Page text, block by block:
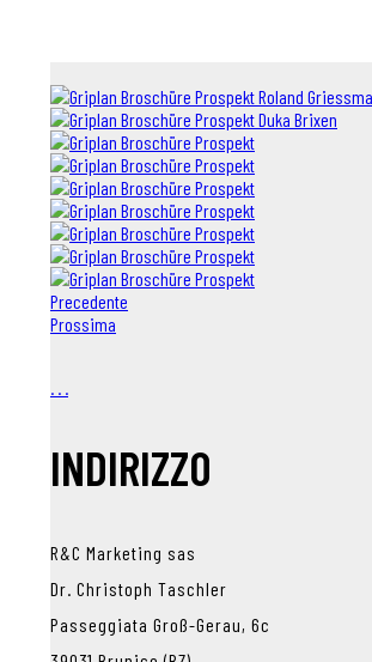
Precedente
Prossima
. . .
INDIRIZZO
R&C Marketing sas
Dr. Christoph Taschler
Passeggiata Groß-Gerau, 6c